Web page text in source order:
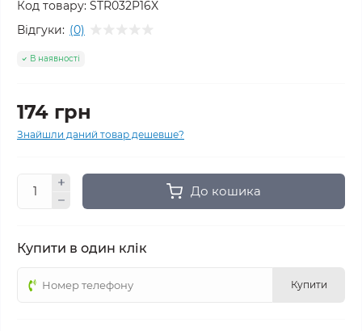
Код товару: STR032P16X
Відгуки: (0)
В наявності
174 грн
Знайшли даний товар дешевше?
До кошика
Купити в один клік
Купити